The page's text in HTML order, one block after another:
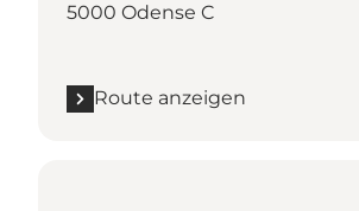
5000 Odense C
Route anzeigen